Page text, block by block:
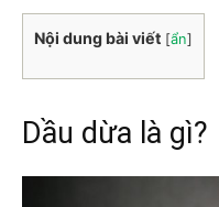
Nội dung bài viết [ẩn]
Dầu dừa là gì?